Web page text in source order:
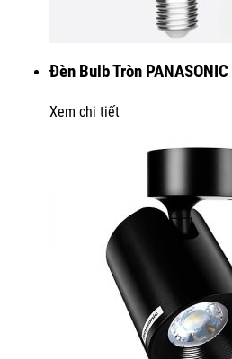
Đèn Bulb Tròn PANASONIC
Xem chi tiết